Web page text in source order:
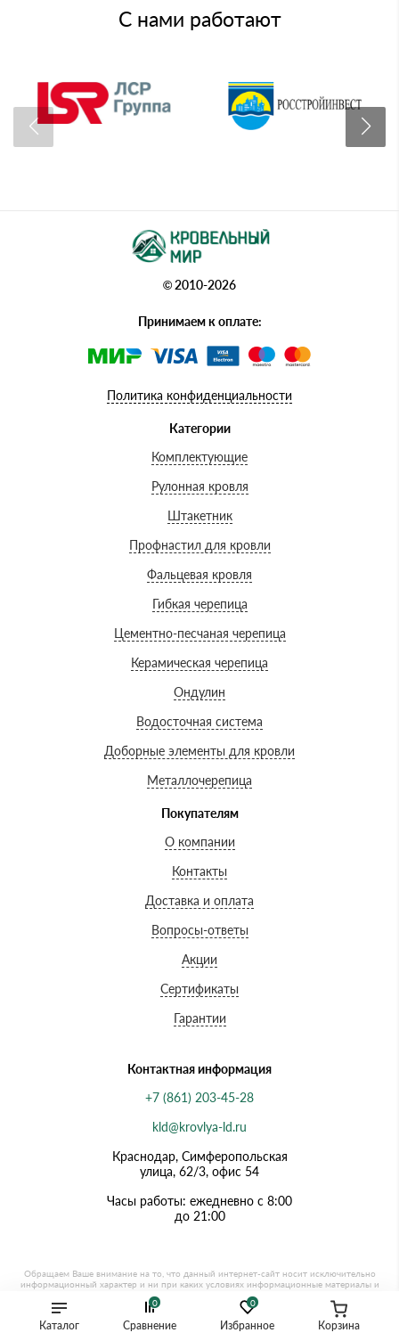
Каталог
0
Избранное
0
Сравнение Корзина
С нами работают
© 2010-2026
Принимаем к оплате:
Политика конфиденциальности
Категории
Комплектующие
Рулонная кровля
Штакетник
Профнастил для кровли
Фальцевая кровля
Гибкая черепица
Цементно-песчаная черепица
Керамическая черепица
Ондулин
Водосточная система
Доборные элементы для кровли
Металлочерепица
Покупателям
О компании
Контакты
Доставка и оплата
Вопросы-ответы
Акции
Сертификаты
Гарантии
Контактная информация
+7 (861) 203-45-28
kld@krovlya-ld.ru
Краснодар, Симферопольская
улица, 62/3, офис 54
Часы работы: ежедневно с 8:00
до 21:00